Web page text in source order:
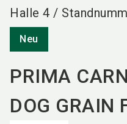
Halle 4 /
Neu
PRIMA
DOG GRAIN